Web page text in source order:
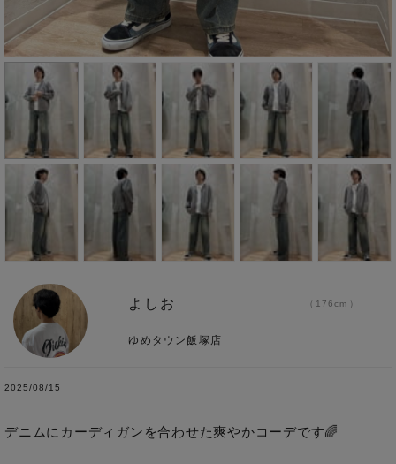
よしお
ゆめタウン飯塚店
176cm
2025/08/15
デニムにカーディガンを合わせた爽やかコーデです🌈